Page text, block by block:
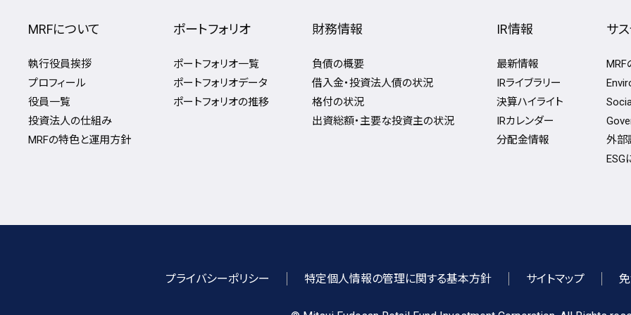
MRFについて
執行役員挨拶
プロフィール
役員一覧
投資法人の仕組み
MRFの特色と運用方針
ポートフォリオ
ポートフォリオ一覧
ポートフォリオデータ
ポートフォリオの推移
財務情報
負債の概要
借入金・投資法人債の状況
格付の状況
出資総額・主要な投資主の状況
IR情報
最新情報
IRライブラリー
決算ハイライト
IRカレンダー
分配金情報
サ
MRF
外部
ESG
プライバシーポリシー 特定個人情報の管理に関する基本方針 サイトマップ